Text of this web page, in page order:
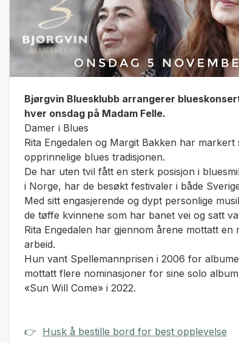
Bjørgvin Bluesklubb arrangerer
hver onsdag på Madam Felle.
Damer i Blues
Rita Engedalen og Margit Bakken har
opprinnelige blues tradisjonen.
De har uten tvil fått en sterk posisjon i
i Norge, har de besøkt festivaler i både
Med sitt engasjerende og dypt personlige
de tøffe kvinnene som har banet vei og satt
Rita Engedalen har gjennom årene mottatt
arbeid.
Hun vant Spellemannprisen i 2006 for
mottatt flere nominasjoner for sine solo
«Sun Will Come» i 2022.
👉 Husk å bestille bord for best opplevelse